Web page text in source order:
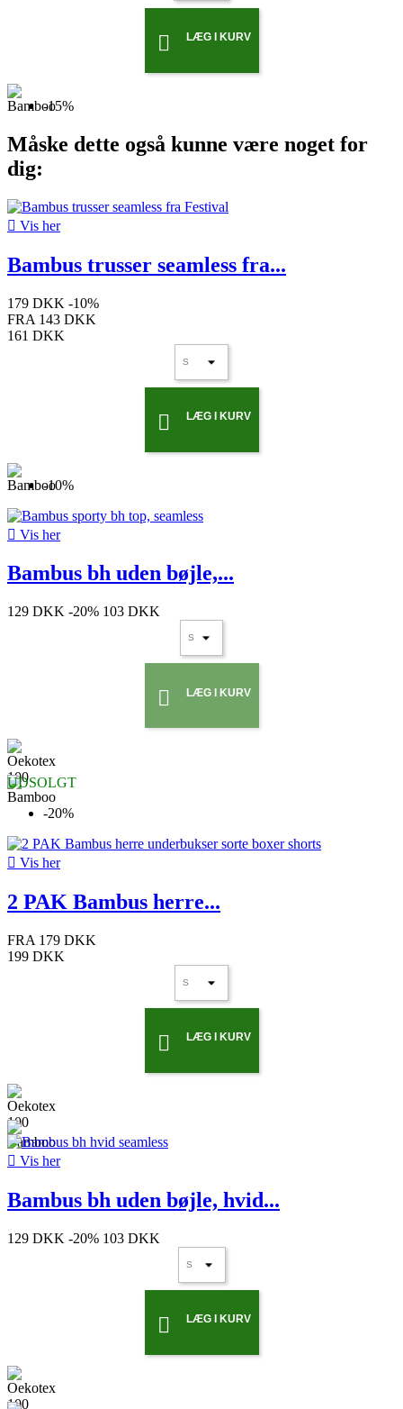
 LÆG I KURV
-15%
Måske dette også kunne være noget for
dig:
 Vis her
Bambus trusser seamless fra...
179 DKK -10%
FRA 143 DKK
161 DKK
 LÆG I KURV
-10%
 Vis her
Bambus bh uden bøjle,...
129 DKK -20% 103 DKK
 LÆG I KURV
UDSOLGT
-20%
 Vis her
2 PAK Bambus herre...
FRA 179 DKK
199 DKK
 LÆG I KURV
 Vis her
Bambus bh uden bøjle, hvid...
129 DKK -20% 103 DKK
 LÆG I KURV